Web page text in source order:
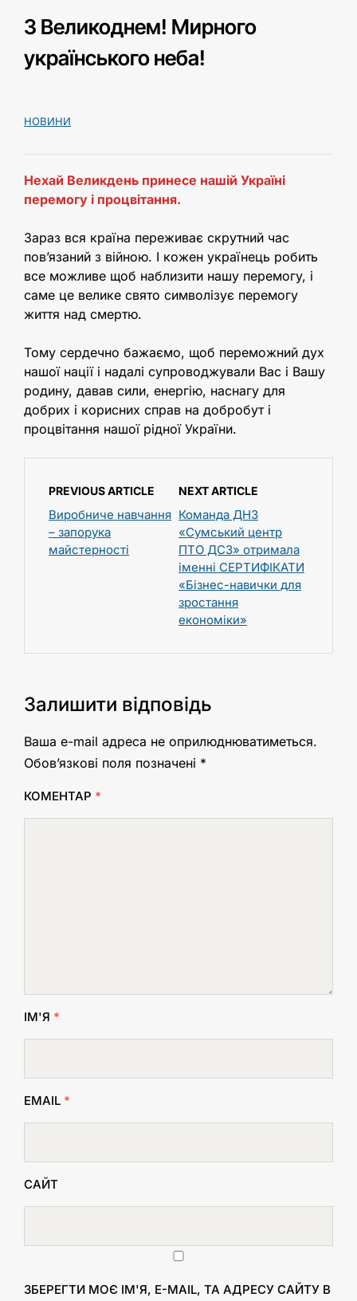
З Великоднем! Мирного
українського неба!
НОВИНИ
Нехай Великдень принесе нашій Україні
перемогу і процвітання.
Зараз вся країна переживає скрутний час
пов’язаний з війною. І кожен українець робить
все можливе щоб наблизити нашу перемогу, і
саме це велике свято символізує перемогу
життя над смертю.
Тому сердечно бажаємо, щоб переможний дух
нашої нації і надалі супроводжували Вас і Вашу
родину, давав сили, енергію, наснагу для
добрих і корисних справ на добробут і
процвітання нашої рідної України.
PREVIOUS ARTICLE
Виробниче навчання
– запорука
майстерності
NEXT ARTICLE
Команда ДНЗ
«Сумський центр
ПТО ДСЗ» отримала
іменні СЕРТИФІКАТИ
«Бізнес-навички для
зростання
економіки»
Залишити відповідь
Ваша e-mail адреса не оприлюднюватиметься.
Обов’язкові поля позначені *
КОМЕНТАР *
ІМ'Я *
EMAIL *
САЙТ
ЗБЕРЕГТИ МОЄ ІМ'Я, E-MAIL, ТА АДРЕСУ САЙТУ В